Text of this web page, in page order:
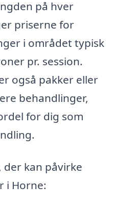
på hver
priserne for
i området typisk
pr. session.
også pakker eller
behandlinger,
for dig som
der kan påvirke
i Horne: